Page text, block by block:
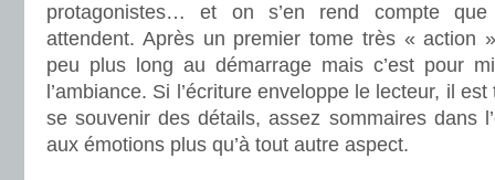
protagonistes… et on s’en rend compte que
attendent. Après un premier tome très « action
peu plus long au démarrage mais c’est pour
l’ambiance. Si l’écriture enveloppe le lecteur, il
se souvenir des détails, assez sommaires dans
aux émotions plus qu’à tout autre aspect.